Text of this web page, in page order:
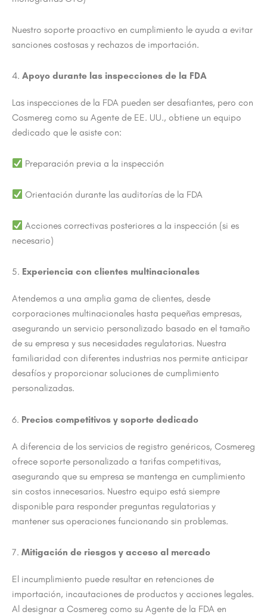
Nuestro soporte proactivo en cumplimiento le ayuda a evitar
sanciones costosas y rechazos de importación.
4. Apoyo durante las inspecciones de la FDA
Las inspecciones de la FDA pueden ser desafiantes, pero con
Cosmereg como su Agente de EE. UU., obtiene un equipo
dedicado que le asiste con:
Preparación previa a la inspección
Orientación durante las auditorías de la FDA
Acciones correctivas posteriores a la inspección (si es
necesario)
5. Experiencia con clientes multinacionales
Atendemos a una amplia gama de clientes, desde
corporaciones multinacionales hasta pequeñas empresas,
asegurando un servicio personalizado basado en el tamaño
de su empresa y sus necesidades regulatorias. Nuestra
familiaridad con diferentes industrias nos permite anticipar
desafíos y proporcionar soluciones de cumplimiento
personalizadas.
6. Precios competitivos y soporte dedicado
A diferencia de los servicios de registro genéricos, Cosmereg
ofrece soporte personalizado a tarifas competitivas,
asegurando que su empresa se mantenga en cumplimiento
sin costos innecesarios. Nuestro equipo está siempre
disponible para responder preguntas regulatorias y
mantener sus operaciones funcionando sin problemas.
7. Mitigación de riesgos y acceso al mercado
El incumplimiento puede resultar en retenciones de
importación, incautaciones de productos y acciones legales.
Al designar a Cosmereg como su Agente de la FDA en